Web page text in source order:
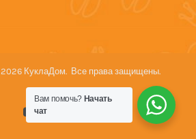
2026 КуклаДом. Все права защищены.
YouTube
Вам помочь? Начать
чат